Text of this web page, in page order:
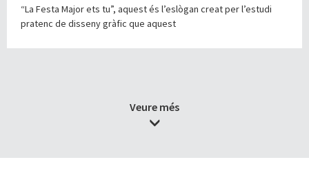
“La Festa Major ets tu”, aquest és l’eslògan creat per l’estudi
pratenc de disseny gràfic que aquest
Veure més